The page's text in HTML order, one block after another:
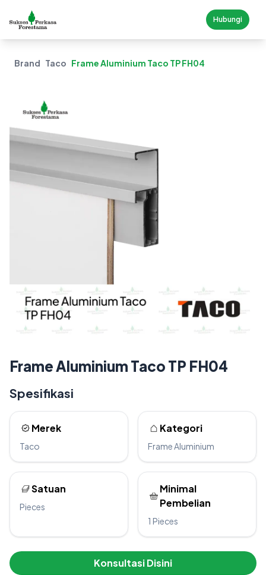
Hubungi
Brand Taco Frame Aluminium Taco TP FH04
Frame Aluminium Taco TP FH04
Spesifikasi
Merek
Taco
Kategori
Frame Aluminium
Satuan
Pieces
Minimal
Pembelian
1 Pieces
Konsultasi Disini